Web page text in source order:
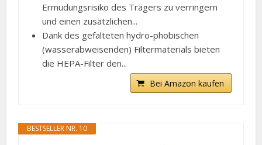
Ermüdungsrisiko des Trägers zu verringern
und einen zusätzlichen...
Dank des gefalteten hydro-phobischen
(wasserabweisenden) Filtermaterials bieten
die HEPA-Filter den...
Bei Amazon kaufen
BESTSELLER NR. 10